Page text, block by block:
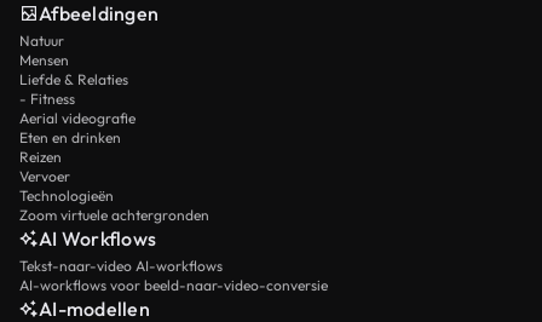
Afbeeldingen
Natuur
Mensen
Liefde & Relaties
- Fitness
Aerial videografie
Eten en drinken
Reizen
Vervoer
Technologieën
Zoom virtuele achtergronden
AI Workflows
Tekst-naar-video AI-workflows
AI-workflows voor beeld-naar-video-conversie
AI-modellen